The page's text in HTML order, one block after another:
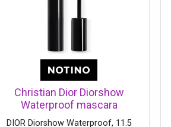
: 28-622
Christian Dior Diorshow
Waterproof mascara
waterproof volume sur-
DIOR Diorshow Waterproof, 11.5